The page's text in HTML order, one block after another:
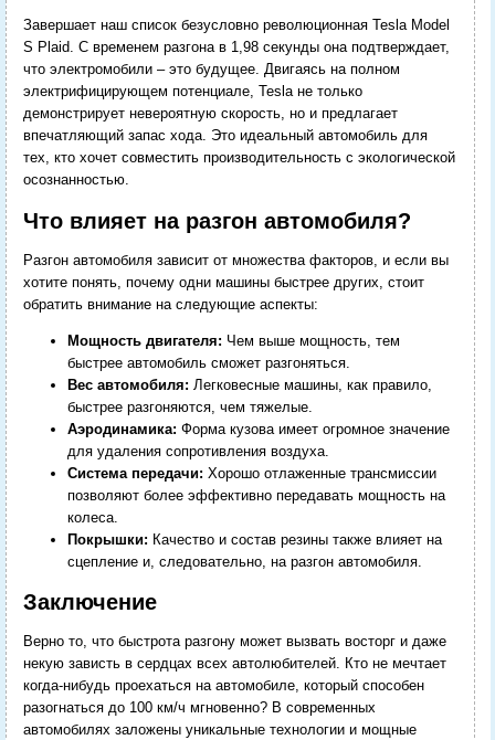
Завершает наш список безусловно революционная Tesla Model
S Plaid. С временем разгона в 1,98 секунды она подтверждает,
что электромобили – это будущее. Двигаясь на полном
электрифицирующем потенциале, Tesla не только
демонстрирует невероятную скорость, но и предлагает
впечатляющий запас хода. Это идеальный автомобиль для
тех, кто хочет совместить производительность с экологической
осознанностью.
Что влияет на разгон автомобиля?
Разгон автомобиля зависит от множества факторов, и если вы
хотите понять, почему одни машины быстрее других, стоит
обратить внимание на следующие аспекты:
Мощность двигателя: Чем выше мощность, тем
быстрее автомобиль сможет разгоняться.
Вес автомобиля: Легковесные машины, как правило,
быстрее разгоняются, чем тяжелые.
Аэродинамика: Форма кузова имеет огромное значение
для удаления сопротивления воздуха.
Система передачи: Хорошо отлаженные трансмиссии
позволяют более эффективно передавать мощность на
колеса.
Покрышки: Качество и состав резины также влияет на
сцепление и, следовательно, на разгон автомобиля.
Заключение
Верно то, что быстрота разгону может вызвать восторг и даже
некую зависть в сердцах всех автолюбителей. Кто не мечтает
когда-нибудь проехаться на автомобиле, который способен
разогнаться до 100 км/ч мгновенно? В современных
автомобилях заложены уникальные технологии и мощные